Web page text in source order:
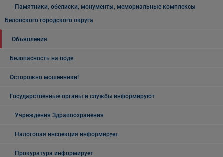
Памятники, обелиски, монументы, мемориальные комплексы
Беловского городского округа
Объявления
Безопасность на воде
Осторожно мошенники!
Государственные органы и службы информируют
Учреждения Здравоохранения
Налоговая инспекция информирует
Прокуратура информирует